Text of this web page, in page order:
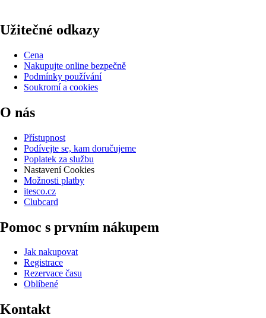
Užitečné odkazy
Cena
Nakupujte online bezpečně
Podmínky používání
Soukromí a cookies
O nás
Přístupnost
Podívejte se, kam doručujeme
Poplatek za službu
Nastavení Cookies
Možnosti platby
itesco.cz
Clubcard
Pomoc s prvním nákupem
Jak nakupovat
Registrace
Rezervace času
Oblíbené
Kontakt